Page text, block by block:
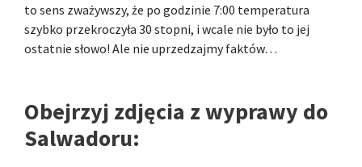
to sens zważywszy, że po godzinie 7:00 temperatura
szybko przekroczyła 30 stopni, i wcale nie było to jej
ostatnie słowo! Ale nie uprzedzajmy faktów…
Obejrzyj zdjęcia z wyprawy do
Salwadoru: